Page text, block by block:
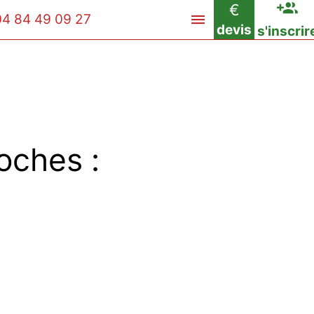
84 49 09 27
€
devis
: